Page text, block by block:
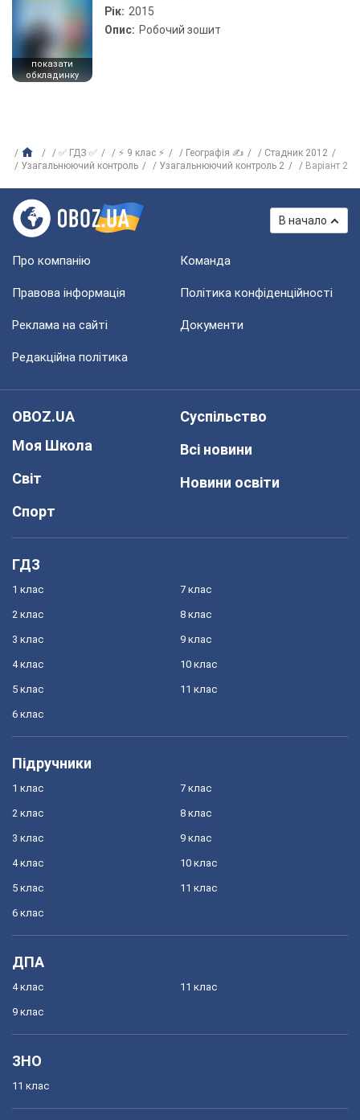
показати
обкладинку
Рік: 2015
Опис: Робочий зошит
✅ ГДЗ ✅ ⚡ 9 клас ⚡ Географія ✍
Стадник 2012
Узагальнюючий контроль
Узагальнюючий контроль 2 Варіант 2
В начало
Про компанію Команда
Правова інформація Політика конфіденційності
Реклама на сайті Документи
Редакційна політика
OBOZ.UA
Моя Школа
Світ
Спорт
Суспільство
Всі новини
Новини освіти
ГДЗ
1 клас
2 клас
3 клас
4 клас
5 клас
6 клас
7 клас
8 клас
9 клас
10 клас
11 клас
Підручники
1 клас
2 клас
3 клас
4 клас
5 клас
6 клас
7 клас
8 клас
9 клас
10 клас
11 клас
ДПА
4 клас
9 клас
11 клас
ЗНО
11 клас